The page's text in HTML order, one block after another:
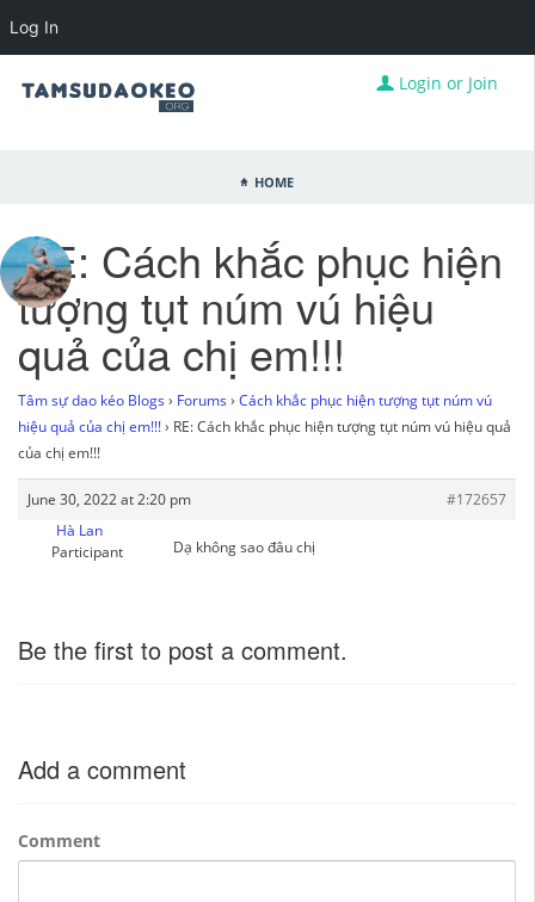
Login or Join
Home
RE: Cách khắc phục hiện
tượng tụt núm vú hiệu
quả của chị em!!!
Tâm sự dao kéo Blogs › Forums › Cách khắc phục hiện tượng tụt núm vú
hiệu quả của chị em!!!› RE: Cách khắc phục hiện tượng tụt núm vú hiệu quả
của chị em!!!
June 30, 2022 at 2:20 pm
#172657
Hà Lan
Participant
Dạ không sao đâu chị
Be the first to post a comment.
Add a comment
Comment
Log In